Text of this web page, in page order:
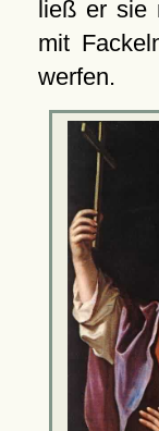
ließ er sie
mit
werfen.